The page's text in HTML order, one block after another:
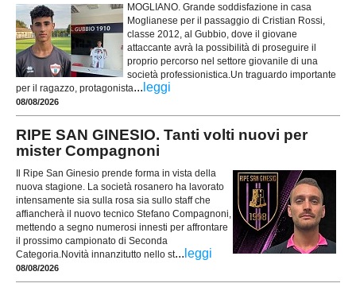
MOGLIANO. Grande soddisfazione in casa
Moglianese per il passaggio di Cristian Rossi,
classe 2012, al Gubbio, dove il giovane
attaccante avrà la possibilità di proseguire il
proprio percorso nel settore giovanile di una
società professionistica.Un traguardo importante
per il ragazzo, protagonista... leggi
08/08/2026
RIPE SAN GINESIO. Tanti volti nuovi per
mister Compagnoni
Il Ripe San Ginesio prende forma in vista della
nuova stagione. La società rosanero ha lavorato
intensamente sia sulla rosa sia sullo staff che
affiancherà il nuovo tecnico Stefano Compagnoni,
mettendo a segno numerosi innesti per affrontare
il prossimo campionato di Seconda
Categoria.Novità innanzitutto nello st... leggi
08/08/2026